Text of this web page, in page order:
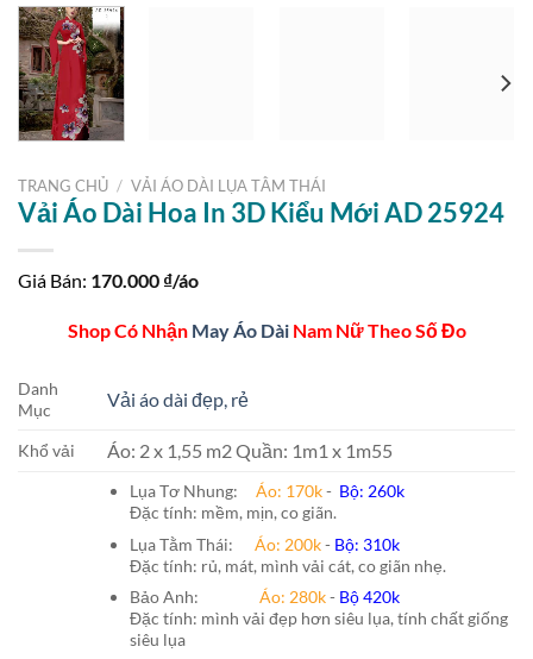
TRANG CHỦ / VẢI ÁO DÀI LỤA TẰM THÁI
Vải Áo Dài Hoa In 3D Kiểu Mới AD 25924
Giá Bán: 170.000 ₫/áo
Shop Có Nhận May Áo DàiNam Nữ Theo Số Đo
Danh
Mục
Vải áo dài đẹp, rẻ
Khổ vải Áo: 2 x 1,55 m2 Quần: 1m1 x 1m55
Lụa Tơ Nhung: Áo: 170k- Bộ: 260k
Đặc tính: mềm, mịn, co giãn.
Lụa Tằm Thái: Áo: 200k- Bộ: 310k
Đặc tính: rủ, mát, mình vải cát, co giãn nhẹ.
Bảo Anh: Áo: 280k- Bộ 420k
Đặc tính: mình vải đẹp hơn siêu lụa, tính chất giống
siêu lụa